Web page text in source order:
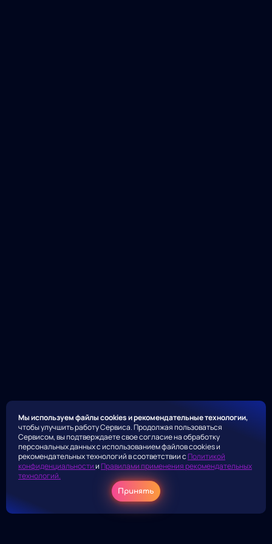
Мы используем файлы cookies и рекомендательные технологии,
чтобы улучшить работу Сервиса. Продолжая пользоваться
Сервисом, вы подтверждаете свое согласие на обработку
персональных данных с использованием файлов cookies и
рекомендательных технологий в соответствии с Политикой
конфиденциальностии Правилами применения рекомендательных
технологий.
Принять